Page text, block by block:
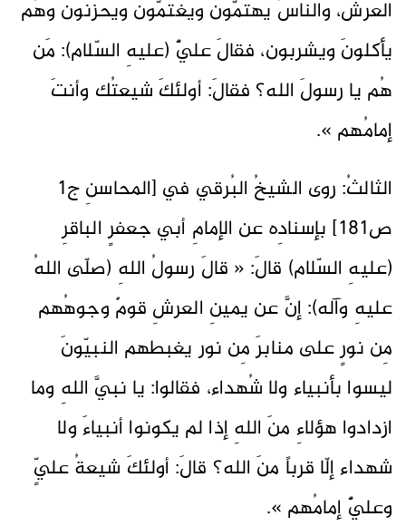
العرش، والناسُ يهتمّونَ ويغتمّونَ ويحزنونَ وهُم
يأكلونَ ويشربون، فقالَ عليٌّ (عليهِ السّلام): مَن
هُم يا رسولَ الله؟ فقالَ: أولئكَ شيعتُك وأنتَ
إمامُهم ».
الثالثُ: روى الشيخُ البُرقي في [المحاسنِ ج1
ص181] بإسنادِه عن الإمامِ أبي جعفرٍ الباقرِ
(عليهِ السّلام) قالَ: « قالَ رسولُ اللهِ (صلّى اللهُ
عليهِ وآله): إنَّ عن يمينِ العرشِ قومٌ وجوهُهم
مِن نورٍ على منابرَ مِن نور يغبطهم النبيّونَ
ليسوا بأنبياء ولا شُهداء، فقالوا: يا نبيَّ اللهِ وما
ازدادوا هؤلاءِ منَ اللهِ إذا لم يكونوا أنبياءَ ولا
شهداء إلّا قرباً منَ الله؟ قالَ: أولئكَ شيعةُ عليٍّ
وعليٌّ إمامُهم ».